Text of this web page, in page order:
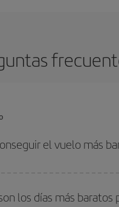
el vuelo más
y horarios de ida y vuelta.
los días más